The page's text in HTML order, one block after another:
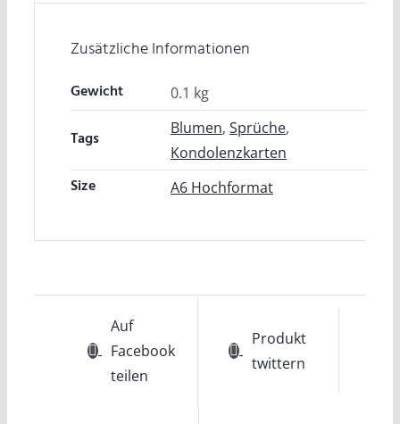
Zusätzliche Informationen
Gewicht 0.1 kg
Tags Blumen, Sprüche,
Kondolenzkarten
Size A6 Hochformat
Auf
Facebook
teilen
Produkt
twittern